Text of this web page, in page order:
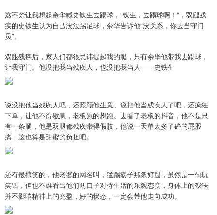
这不禁让我想起余华喊史铁生去踢球，“铁生，去踢球啊！”，双腿残
疾的史铁生认为自己没法踢足球，余华告诉他“没关系，你去当守门
员”。
双腿残疾后，家人们都很忌讳提起我的腿，只有余华他带我去踢球，
让我守门。他没把我当残疾人，也没把我当人——史铁生
说没把他当残疾人吧，还照顾他生意。说把他当残疾人了吧，还疯狂
下单，让他不得歇息，老板累的想跑。去看了老板的抖音，他不是只
有一条腿，他是双腿都残疾带得假肢，他说一天单太多了硌的屁股
痛，这也算是甜蜜的负担吧。
还有最搞笑的，他老婆的网名叫，猛踹瘸子那条好腿，虽然是一句玩
笑话，但也不难看出他们两口子对待生活的乐观态度，身体上的残缺
并不影响精神上的充盈，好的状态，一定会带他走向成功。